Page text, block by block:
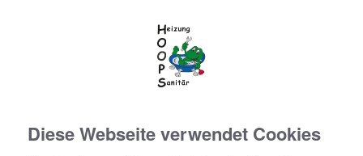
Diese Webseite verwendet Cookies